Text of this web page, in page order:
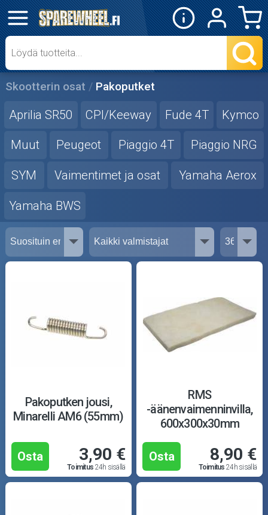
✕
Mopon osat
Skootterin osat
Crossipyörän osat
Moottoripyörän osat
Moottorikelkan osat
Mopoauton osat
Mönkijän osat
Nastarenkaat
Öljyt ja kemikaalit
Työkalut
Outlet-tuotteet
Skootterin osat Pakoputket
Aprilia SR50 CPI/Keeway Fude 4T Kymco
Muut Peugeot Piaggio 4T Piaggio NRG
SYM Vaimentimet ja osat Yamaha Aerox
Yamaha BWS
Pakoputken jousi,
Minarelli AM6 (55mm)
Osta 3,90 €
Toimitus 24h sisällä
RMS
-äänenvaimenninvilla,
600x300x30mm
Osta 8,90 €
Toimitus 24h sisällä